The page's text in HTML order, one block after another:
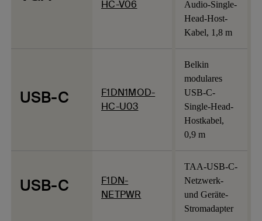
HC-V06
Audio-Single-
Head-Host-
Kabel, 1,8 m
USB-C
F1DN1MOD-
HC-U03
Belkin
modulares
USB-C-
Single-Head-
Hostkabel,
0,9 m
USB-C
F1DN-
NETPWR
TAA-USB-C-
Netzwerk-
und Geräte-
Stromadapter